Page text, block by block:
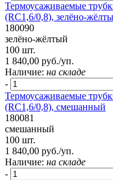
Термоусаживаемые
(RC1,6/0,8), зелёно-
180090
зелёно-жёлтый
100 шт.
1 840,00 руб./уп.
Наличие: на складе
-
Термоусаживаемые
(RC1,6/0,8), смешанный
180081
смешанный
100 шт.
1 840,00 руб./уп.
Наличие: на складе
-